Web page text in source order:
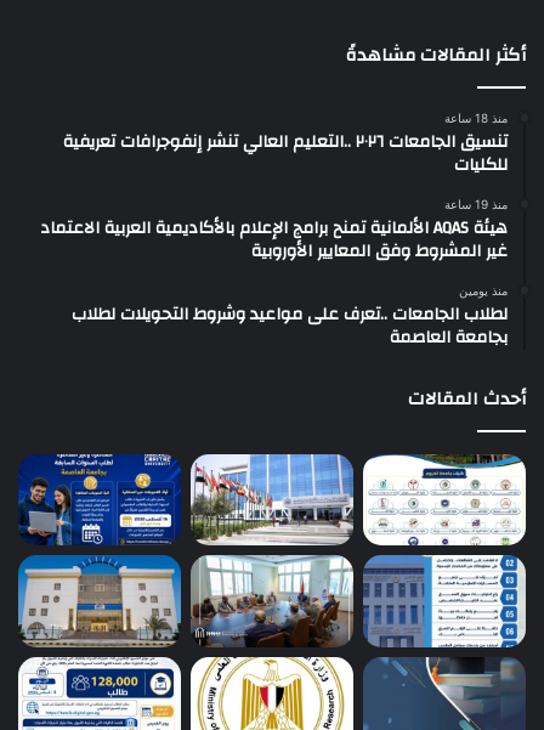
أكثر المقالات مشاهدةً
منذ 18 ساعة
تنسيق الجامعات ٢٠٢٦ ..التعليم العالي تنشر إنفوجرافات تعريفية
للكليات
منذ 19 ساعة
هيئة AQAS الألمانية تمنح برامج الإعلام بالأكاديمية العربية الاعتماد
غير المشروط وفق المعايير الأوروبية
منذ يومين
لطلاب الجامعات ..تعرف على مواعيد وشروط التحويلات لطلاب
بجامعة العاصمة
أحدث المقالات